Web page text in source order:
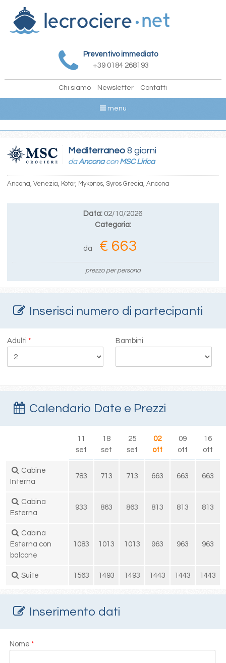
Preventivo immediato
+39 0184 268193
Chi siamo Newsletter Contatti
menu
Mediterraneo8 giorni
daAnconacon MSC Lirica
Ancona, Venezia, Kotor, Mykonos, Syros Grecia, Ancona
Data: 02/10/2026
Categoria:
da € 663
prezzo per persona
Inserisci numero di partecipanti
Adulti* Bambini
Calendario Date e Prezzi
11
set
18
set
25
set
02
ott
09
ott
16
ott
Cabine
Interna
783 713 713 663 663 663
Cabina
Esterna
933 863 863 813 813 813
Cabina
Esterna con
balcone
1083 1013 1013 963 963 963
Suite 1563 1493 1493 1443 1443 1443
Inserimento dati
Nome *